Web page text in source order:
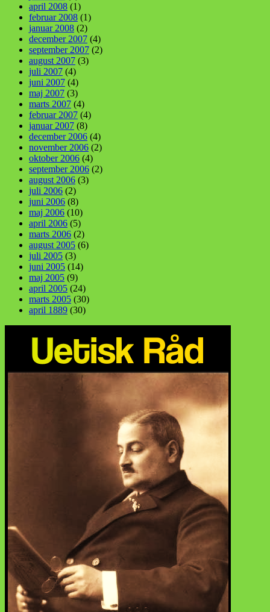
april 2008 (1)
februar 2008 (1)
januar 2008 (2)
december 2007 (4)
september 2007 (2)
august 2007 (3)
juli 2007 (4)
juni 2007 (4)
maj 2007 (3)
marts 2007 (4)
februar 2007 (4)
januar 2007 (8)
december 2006 (4)
november 2006 (2)
oktober 2006 (4)
september 2006 (2)
august 2006 (3)
juli 2006 (2)
juni 2006 (8)
maj 2006 (10)
april 2006 (5)
marts 2006 (2)
august 2005 (6)
juli 2005 (3)
juni 2005 (14)
maj 2005 (9)
april 2005 (24)
marts 2005 (30)
april 1889 (30)